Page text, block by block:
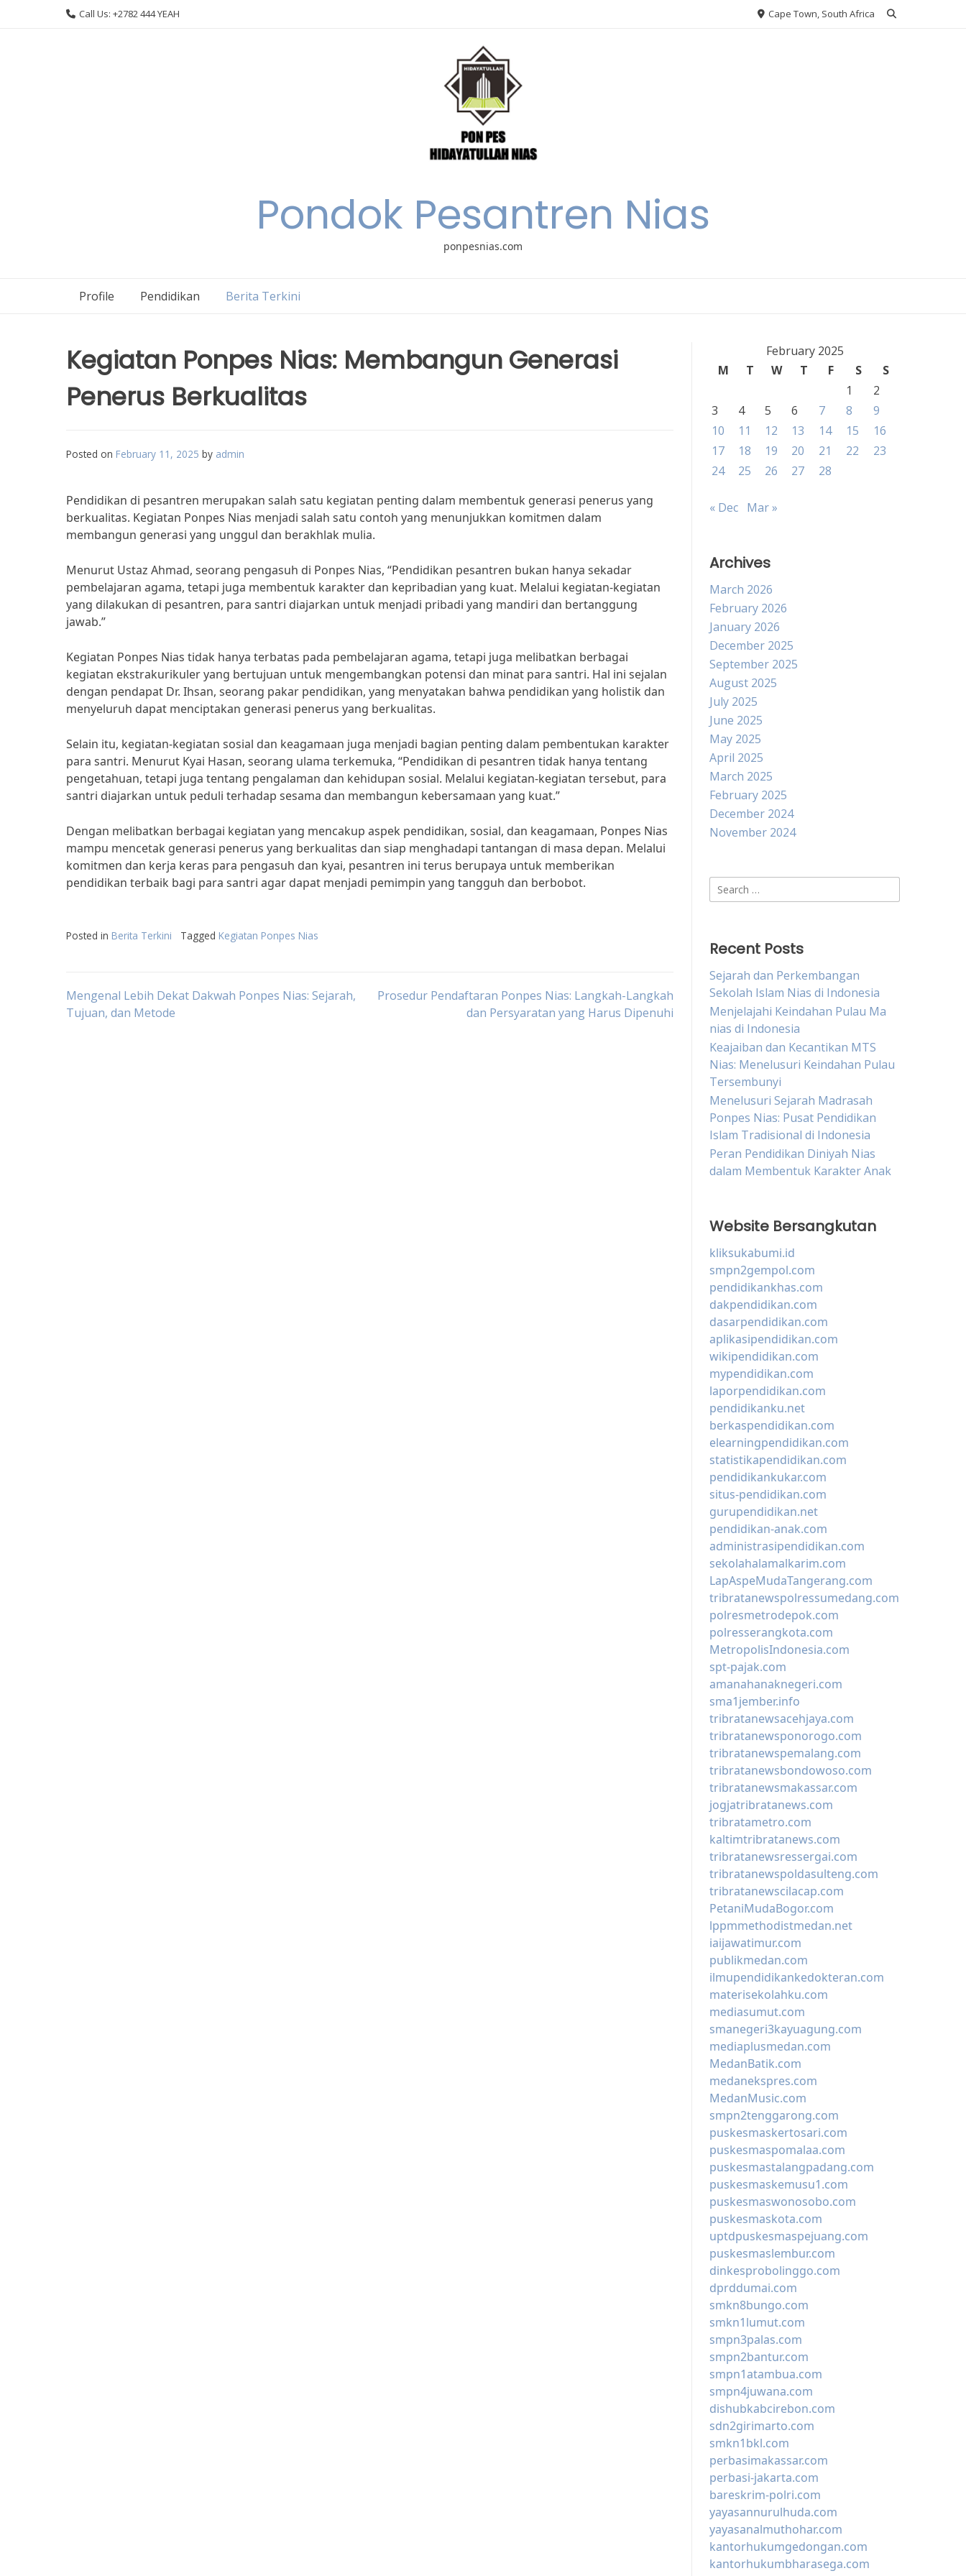
Call Us: +2782 444 YEAH Cape Town, South Africa
Pondok Pesantren Nias
ponpesnias.com
Profile Pendidikan Berita Terkini
Kegiatan Ponpes Nias: Membangun Generasi
Penerus Berkualitas
Posted on February 11, 2025 by admin
Pendidikan di pesantren merupakan salah satu kegiatan penting dalam membentuk generasi penerus yang
berkualitas. Kegiatan Ponpes Nias menjadi salah satu contoh yang menunjukkan komitmen dalam
membangun generasi yang unggul dan berakhlak mulia.
Menurut Ustaz Ahmad, seorang pengasuh di Ponpes Nias, “Pendidikan pesantren bukan hanya sekadar
pembelajaran agama, tetapi juga membentuk karakter dan kepribadian yang kuat. Melalui kegiatan-kegiatan
yang dilakukan di pesantren, para santri diajarkan untuk menjadi pribadi yang mandiri dan bertanggung
jawab.”
Kegiatan Ponpes Nias tidak hanya terbatas pada pembelajaran agama, tetapi juga melibatkan berbagai
kegiatan ekstrakurikuler yang bertujuan untuk mengembangkan potensi dan minat para santri. Hal ini sejalan
dengan pendapat Dr. Ihsan, seorang pakar pendidikan, yang menyatakan bahwa pendidikan yang holistik dan
menyeluruh dapat menciptakan generasi penerus yang berkualitas.
Selain itu, kegiatan-kegiatan sosial dan keagamaan juga menjadi bagian penting dalam pembentukan karakter
para santri. Menurut Kyai Hasan, seorang ulama terkemuka, “Pendidikan di pesantren tidak hanya tentang
pengetahuan, tetapi juga tentang pengalaman dan kehidupan sosial. Melalui kegiatan-kegiatan tersebut, para
santri diajarkan untuk peduli terhadap sesama dan membangun kebersamaan yang kuat.”
Dengan melibatkan berbagai kegiatan yang mencakup aspek pendidikan, sosial, dan keagamaan, Ponpes Nias
mampu mencetak generasi penerus yang berkualitas dan siap menghadapi tantangan di masa depan. Melalui
komitmen dan kerja keras para pengasuh dan kyai, pesantren ini terus berupaya untuk memberikan
pendidikan terbaik bagi para santri agar dapat menjadi pemimpin yang tangguh dan berbobot.
Posted in Berita Terkini Tagged Kegiatan Ponpes Nias
Post
Mengenal Lebih Dekat Dakwah Ponpes Nias: Sejarah,
Tujuan, dan Metode
Prosedur Pendaftaran Ponpes Nias: Langkah-Langkah
dan Persyaratan yang Harus Dipenuhi
February 2025
M
T W T F S
S
1
2
3
4 5 6 7 8
9
10
11 12 13 14 15
16
17
18 19 20 21 22
23
24
25 26 27 28
« Dec Mar »
Archives
March 2026
February 2026
January 2026
December 2025
September 2025
August 2025
July 2025
June 2025
May 2025
April 2025
March 2025
February 2025
December 2024
November 2024
Search
for:
Recent Posts
Sejarah dan Perkembangan
Sekolah Islam Nias di Indonesia
Menjelajahi Keindahan Pulau Ma
nias di Indonesia
Keajaiban dan Kecantikan MTS
Nias: Menelusuri Keindahan Pulau
Tersembunyi
Menelusuri Sejarah Madrasah
Ponpes Nias: Pusat Pendidikan
Islam Tradisional di Indonesia
Peran Pendidikan Diniyah Nias
dalam Membentuk Karakter Anak
Website Bersangkutan
kliksukabumi.id
smpn2gempol.com
pendidikankhas.com
dakpendidikan.com
dasarpendidikan.com
aplikasipendidikan.com
wikipendidikan.com
mypendidikan.com
laporpendidikan.com
pendidikanku.net
berkaspendidikan.com
elearningpendidikan.com
statistikapendidikan.com
pendidikankukar.com
situs-pendidikan.com
gurupendidikan.net
pendidikan-anak.com
administrasipendidikan.com
sekolahalamalkarim.com
LapAspeMudaTangerang.com
tribratanewspolressumedang.com
polresmetrodepok.com
polresserangkota.com
MetropolisIndonesia.com
spt-pajak.com
amanahanaknegeri.com
sma1jember.info
tribratanewsacehjaya.com
tribratanewsponorogo.com
tribratanewspemalang.com
tribratanewsbondowoso.com
tribratanewsmakassar.com
jogjatribratanews.com
tribratametro.com
kaltimtribratanews.com
tribratanewsressergai.com
tribratanewspoldasulteng.com
tribratanewscilacap.com
PetaniMudaBogor.com
lppmmethodistmedan.net
iaijawatimur.com
publikmedan.com
ilmupendidikankedokteran.com
materisekolahku.com
mediasumut.com
smanegeri3kayuagung.com
mediaplusmedan.com
MedanBatik.com
medanekspres.com
MedanMusic.com
smpn2tenggarong.com
puskesmaskertosari.com
puskesmaspomalaa.com
puskesmastalangpadang.com
puskesmaskemusu1.com
puskesmaswonosobo.com
puskesmaskota.com
uptdpuskesmaspejuang.com
puskesmaslembur.com
dinkesprobolinggo.com
dprddumai.com
smkn8bungo.com
smkn1lumut.com
smpn3palas.com
smpn2bantur.com
smpn1atambua.com
smpn4juwana.com
dishubkabcirebon.com
sdn2girimarto.com
smkn1bkl.com
perbasimakassar.com
perbasi-jakarta.com
bareskrim-polri.com
yayasannurulhuda.com
yayasanalmuthohar.com
kantorhukumgedongan.com
kantorhukumbharasega.com